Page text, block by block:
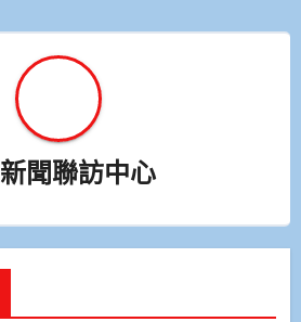
新聞聯訪中心